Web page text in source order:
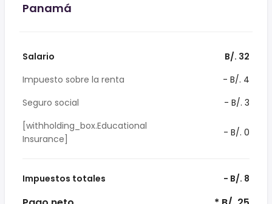
Panamá
Salario
B/. 32
Impuesto sobre la renta
- B/. 4
Seguro social
- B/. 3
[withholding_box.Educational
Insurance]
- B/. 0
Impuestos totales - B/. 8